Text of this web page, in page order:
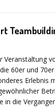
Veranstaltung
60er und
Erlebnis
in die